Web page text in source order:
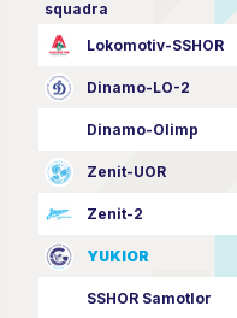
squadra
Lokomotiv-SSHOR
Dinamo-LO-2
Dinamo-Olimp
Zenit-UOR
Zenit-2
YUKIOR
SSHOR Samotlor